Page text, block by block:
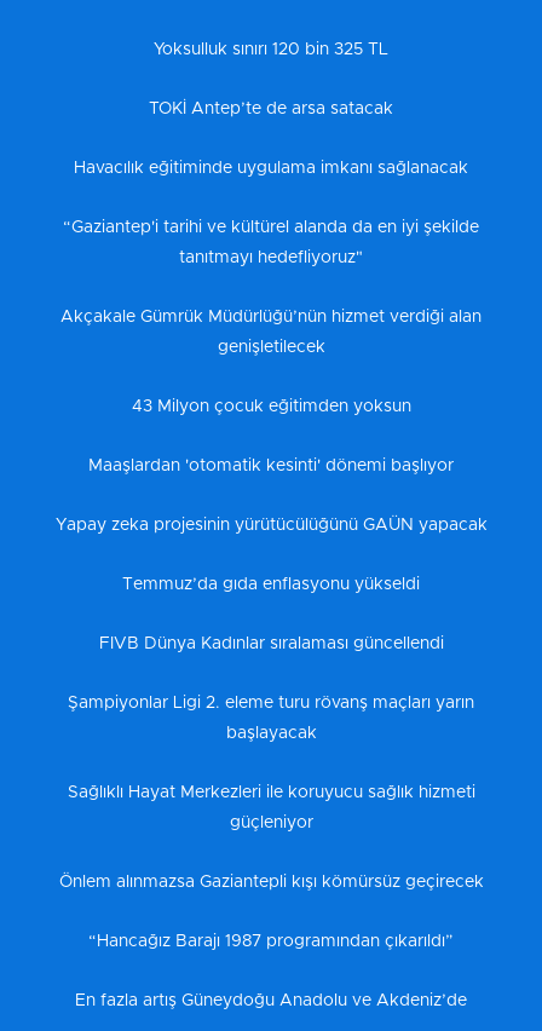
Yoksulluk sınırı 120 bin 325 TL
TOKİ Antep’te de arsa satacak
Havacılık eğitiminde uygulama imkanı sağlanacak
“Gaziantep'i tarihi ve kültürel alanda da en iyi şekilde
tanıtmayı hedefliyoruz"
Akçakale Gümrük Müdürlüğü’nün hizmet verdiği alan
genişletilecek
43 Milyon çocuk eğitimden yoksun
Maaşlardan 'otomatik kesinti' dönemi başlıyor
Yapay zeka projesinin yürütücülüğünü GAÜN yapacak
Temmuz’da gıda enflasyonu yükseldi
FIVB Dünya Kadınlar sıralaması güncellendi
Şampiyonlar Ligi 2. eleme turu rövanş maçları yarın
başlayacak
Sağlıklı Hayat Merkezleri ile koruyucu sağlık hizmeti
güçleniyor
Önlem alınmazsa Gaziantepli kışı kömürsüz geçirecek
“Hancağız Barajı 1987 programından çıkarıldı”
En fazla artış Güneydoğu Anadolu ve Akdeniz’de